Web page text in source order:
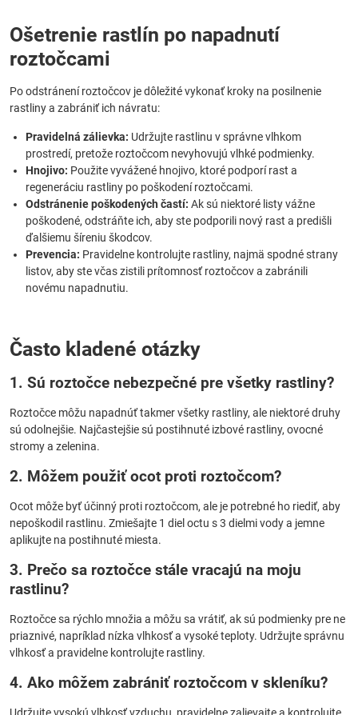
Ošetrenie rastlín po napadnutí
roztočcami
Po odstránení roztočcov je dôležité vykonať kroky na posilnenie
rastliny a zabrániť ich návratu:
Pravidelná zálievka: Udržujte rastlinu v správne vlhkom
prostredí, pretože roztočcom nevyhovujú vlhké podmienky.
Hnojivo: Použite vyvážené hnojivo, ktoré podporí rast a
regeneráciu rastliny po poškodení roztočcami.
Odstránenie poškodených častí: Ak sú niektoré listy vážne
poškodené, odstráňte ich, aby ste podporili nový rast a predišli
ďalšiemu šíreniu škodcov.
Prevencia: Pravidelne kontrolujte rastliny, najmä spodné strany
listov, aby ste včas zistili prítomnosť roztočcov a zabránili
novému napadnutiu.
Často kladené otázky
1. Sú roztočce nebezpečné pre všetky rastliny?
Roztočce môžu napadnúť takmer všetky rastliny, ale niektoré druhy
sú odolnejšie. Najčastejšie sú postihnuté izbové rastliny, ovocné
stromy a zelenina.
2. Môžem použiť ocot proti roztočcom?
Ocot môže byť účinný proti roztočcom, ale je potrebné ho riediť, aby
nepoškodil rastlinu. Zmiešajte 1 diel octu s 3 dielmi vody a jemne
aplikujte na postihnuté miesta.
3. Prečo sa roztočce stále vracajú na moju
rastlinu?
Roztočce sa rýchlo množia a môžu sa vrátiť, ak sú podmienky pre ne
priaznivé, napríklad nízka vlhkosť a vysoké teploty. Udržujte správnu
vlhkosť a pravidelne kontrolujte rastliny.
4. Ako môžem zabrániť roztočcom v skleníku?